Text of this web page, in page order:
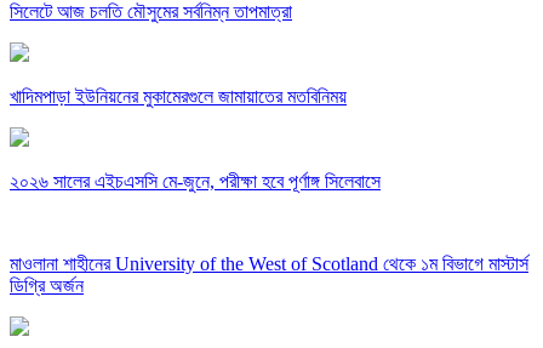
সিলেটে আজ চলতি মৌসুমের সর্বনিম্ন তাপমাত্রা
খাদিমপাড়া ইউনিয়নের মুকামেরগুলে জামায়াতের মতবিনিময়
২০২৬ সালের এইচএসসি মে-জুনে, পরীক্ষা হবে পূর্ণাঙ্গ সিলেবাসে
মাওলানা শাহীনের University of the West of Scotland থেকে ১ম বিভাগে মাস্টার্স
ডিগ্রি অর্জন